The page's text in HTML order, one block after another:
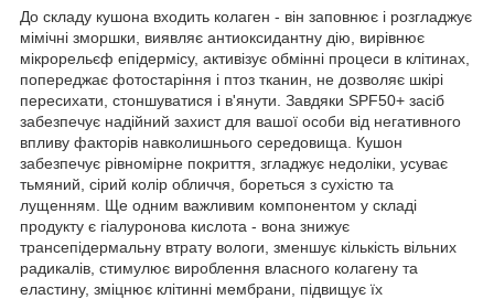
До складу кушона входить колаген - він заповнює і розгладжує
мімічні зморшки, виявляє антиоксидантну дію, вирівнює
мікрорельєф епідермісу, активізує обмінні процеси в клітинах,
попереджає фотостаріння і птоз тканин, не дозволяє шкірі
пересихати, стоншуватися і в'янути. Завдяки SPF50+ засіб
забезпечує надійний захист для вашої особи від негативного
впливу факторів навколишнього середовища. Кушон
забезпечує рівномірне покриття, згладжує недоліки, усуває
тьмяний, сірий колір обличчя, бореться з сухістю та
лущенням. Ще одним важливим компонентом у складі
продукту є гіалуронова кислота - вона знижує
трансепідермальну втрату вологи, зменшує кількість вільних
радикалів, стимулює вироблення власного колагену та
еластину, зміцнює клітинні мембрани, підвищує їх